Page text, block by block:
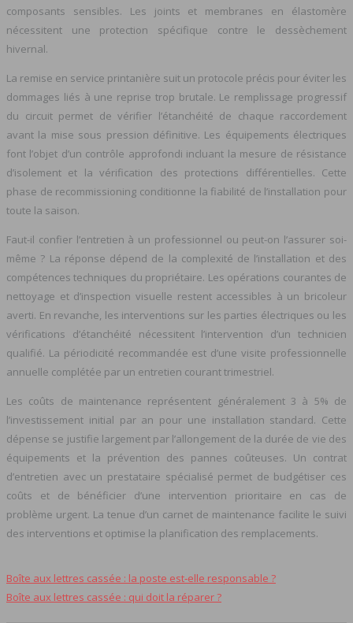
composants sensibles. Les joints et membranes en élastomère
nécessitent une protection spécifique contre le dessèchement
hivernal.
La remise en service printanière suit un protocole précis pour éviter les
dommages liés à une reprise trop brutale. Le remplissage progressif
du circuit permet de vérifier l’étanchéité de chaque raccordement
avant la mise sous pression définitive. Les équipements électriques
font l’objet d’un contrôle approfondi incluant la mesure de résistance
d’isolement et la vérification des protections différentielles. Cette
phase de recommissioning conditionne la fiabilité de l’installation pour
toute la saison.
Faut-il confier l’entretien à un professionnel ou peut-on l’assurer soi-
même ? La réponse dépend de la complexité de l’installation et des
compétences techniques du propriétaire. Les opérations courantes de
nettoyage et d’inspection visuelle restent accessibles à un bricoleur
averti. En revanche, les interventions sur les parties électriques ou les
vérifications d’étanchéité nécessitent l’intervention d’un technicien
qualifié. La périodicité recommandée est d’une visite professionnelle
annuelle complétée par un entretien courant trimestriel.
Les coûts de maintenance représentent généralement 3 à 5% de
l’investissement initial par an pour une installation standard. Cette
dépense se justifie largement par l’allongement de la durée de vie des
équipements et la prévention des pannes coûteuses. Un contrat
d’entretien avec un prestataire spécialisé permet de budgétiser ces
coûts et de bénéficier d’une intervention prioritaire en cas de
problème urgent. La tenue d’un carnet de maintenance facilite le suivi
des interventions et optimise la planification des remplacements.
Boîte aux lettres cassée : la poste est‑elle responsable ?
Boîte aux lettres cassée : qui doit la réparer ?